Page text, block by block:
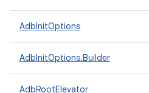
AdbInitOptions
AdbInitOptions.Builder
AdbRootElevator